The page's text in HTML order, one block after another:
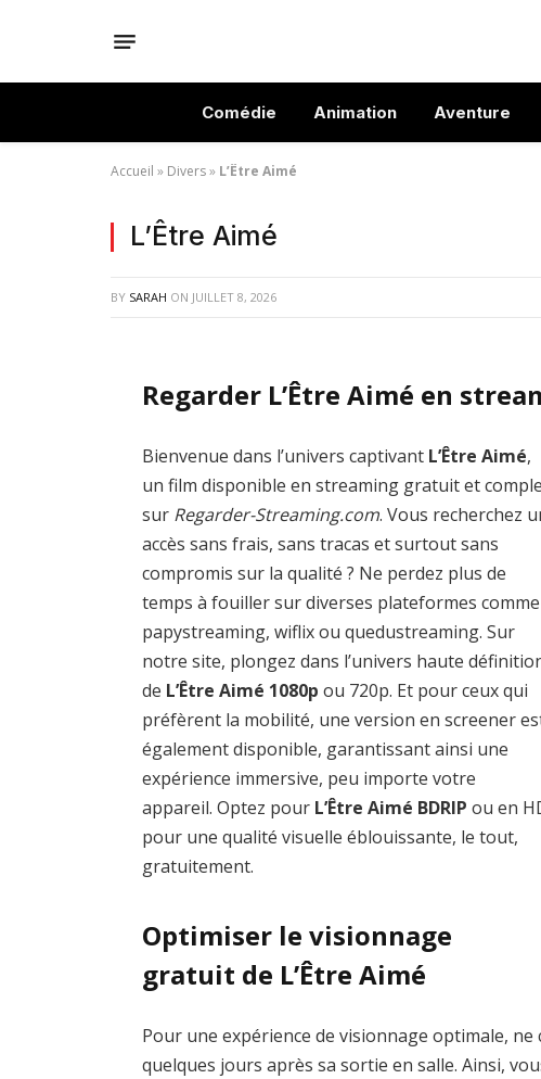
Comédie Animation Aventure
Accueil » Divers» L’Être Aimé
L’Être Aimé
BY SARAH ON JUILLET 8, 2026
Regarder L’Être Aimé en
Bienvenue dans l’univers captivant L’Être Aimé,
un film disponible en streaming gratuit et
sur Regarder-Streaming.com. Vous recherchez
accès sans frais, sans tracas et surtout sans
compromis sur la qualité ? Ne perdez plus de
temps à fouiller sur diverses plateformes comme
papystreaming, wiflix ou quedustreaming. Sur
notre site, plongez dans l’univers haute
de L’Être Aimé 1080p ou 720p. Et pour ceux qui
préfèrent la mobilité, une version en screener
également disponible, garantissant ainsi une
expérience immersive, peu importe votre
appareil. Optez pour L’Être Aimé BDRIP ou en
pour une qualité visuelle éblouissante, le tout,
gratuitement.
Optimiser le visionnage
gratuit de L’Être Aimé
Pour une expérience de visionnage optimale, ne
quelques jours après sa sortie en salle. Ainsi,